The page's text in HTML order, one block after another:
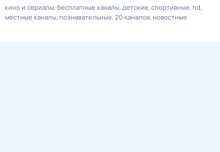
кино и сериалы бесплатные каналы детские спортивные hd
местные каналы познавательные 20 каналов новостные